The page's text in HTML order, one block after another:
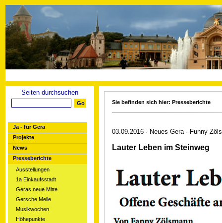
Seiten durchsuchen
Ja - für Gera
Projekte
News
Presseberichte
Ausstellungen
1a Einkaufsstadt
Geras neue Mitte
Gersche Meile
Musikwochen
Höhepunkte
Sie befinden sich hier: Presseberichte
03.09.2016 · Neues Gera · Funny
Lauter Leben im Steinweg